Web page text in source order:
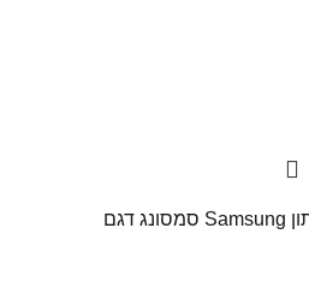
מקרר 4 דלתות מקפיא תחתון Samsung סמסונג דגם